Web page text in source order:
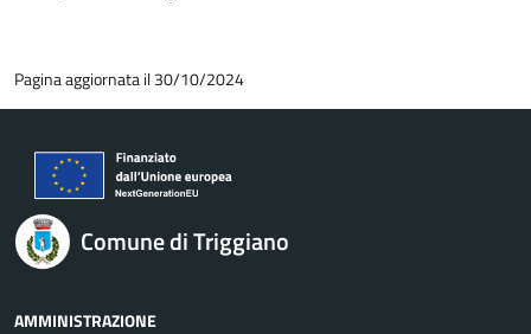
Pagina aggiornata il 30/10/2024
Comune di Triggiano
AMMINISTRAZIONE